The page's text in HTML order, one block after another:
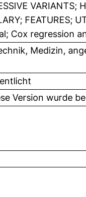
VARIANTS;
FEATURES;
Cox regression
Medizin,
Version wurde